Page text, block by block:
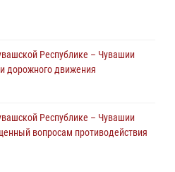
Росгвардии изъята крупная
продукции (видео)
Росгвардии рассказал
дома «Хыпар» о службе в ВДВ
Республике – Чувашии
дорожного движения
Республике – Чувашии
вопросам противодействия